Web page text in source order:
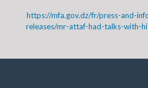
https://mfa.gov.dz/fr/press-and-
releases/mr-attaf-had-talks-with-